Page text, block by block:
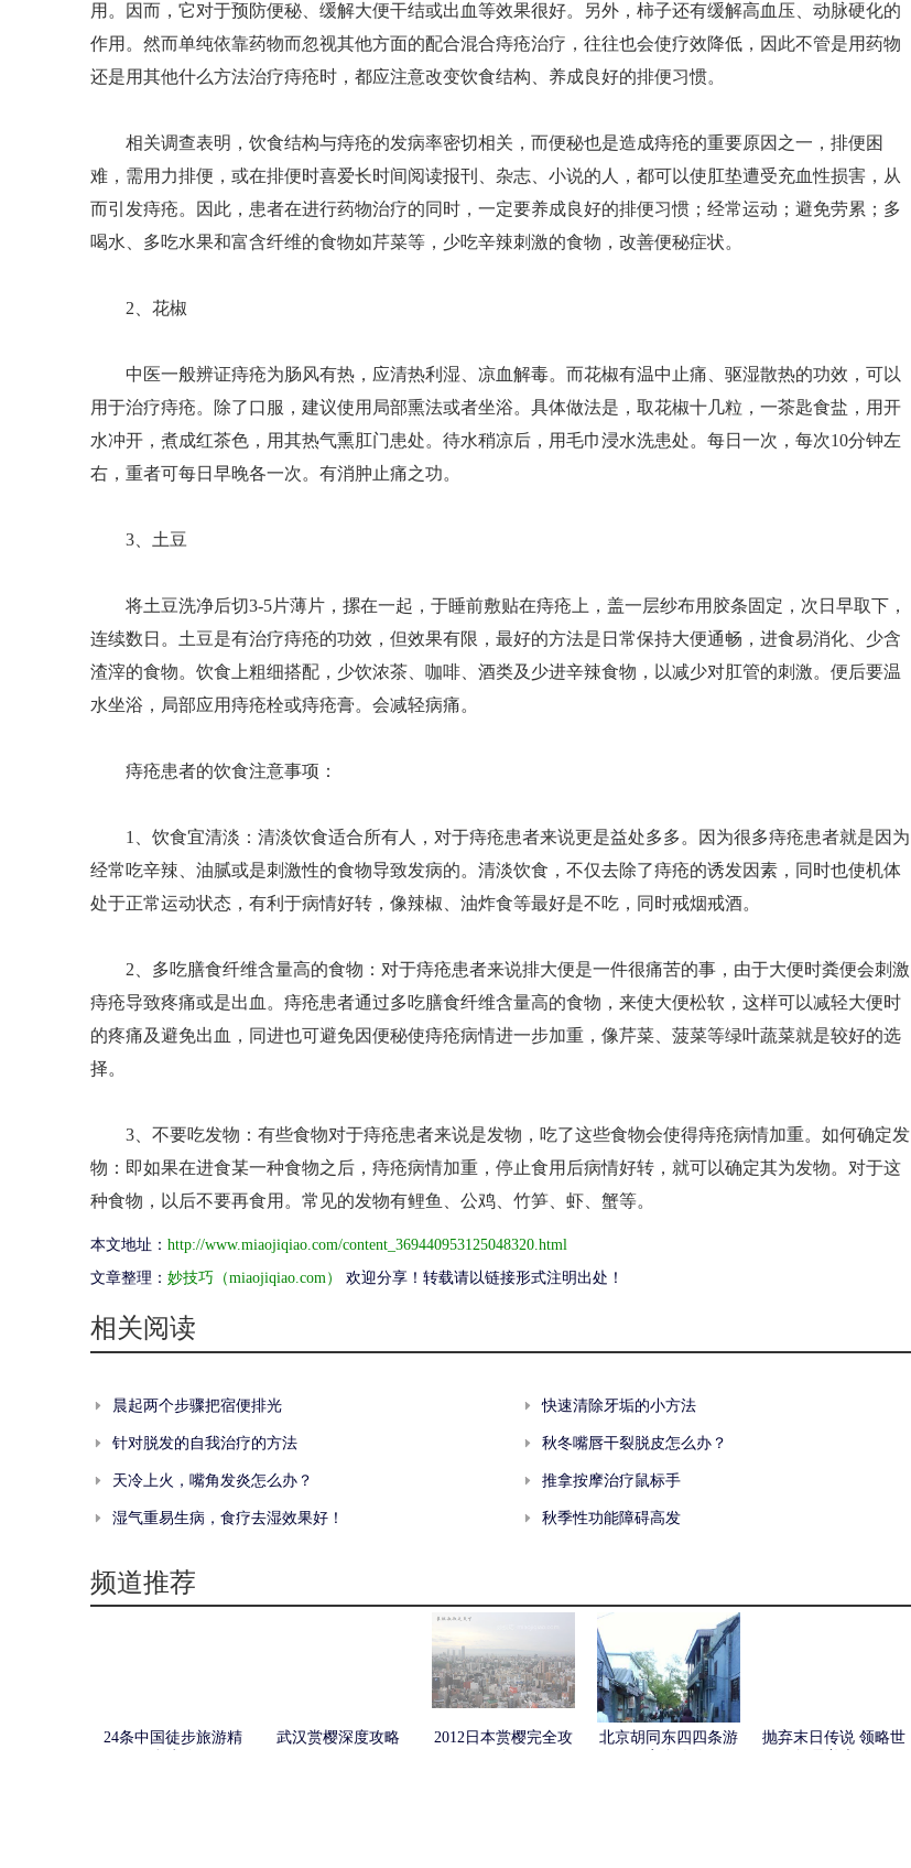
用。因而，它对于预防便秘、缓解大便干结或出血等效果很好。另外，柿子还有缓解高血压、动脉硬化的
作用。然而单纯依靠药物而忽视其他方面的配合混合痔疮治疗，往往也会使疗效降低，因此不管是用药物
还是用其他什么方法治疗痔疮时，都应注意改变饮食结构、养成良好的排便习惯。
相关调查表明，饮食结构与痔疮的发病率密切相关，而便秘也是造成痔疮的重要原因之一，排便困
难，需用力排便，或在排便时喜爱长时间阅读报刊、杂志、小说的人，都可以使肛垫遭受充血性损害，从
而引发痔疮。因此，患者在进行药物治疗的同时，一定要养成良好的排便习惯；经常运动；避免劳累；多
喝水、多吃水果和富含纤维的食物如芹菜等，少吃辛辣刺激的食物，改善便秘症状。
2、花椒
中医一般辨证痔疮为肠风有热，应清热利湿、凉血解毒。而花椒有温中止痛、驱湿散热的功效，可以
用于治疗痔疮。除了口服，建议使用局部熏法或者坐浴。具体做法是，取花椒十几粒，一茶匙食盐，用开
水冲开，煮成红茶色，用其热气熏肛门患处。待水稍凉后，用毛巾浸水洗患处。每日一次，每次10分钟左
右，重者可每日早晚各一次。有消肿止痛之功。
3、土豆
将土豆洗净后切3-5片薄片，摞在一起，于睡前敷贴在痔疮上，盖一层纱布用胶条固定，次日早取下，
连续数日。土豆是有治疗痔疮的功效，但效果有限，最好的方法是日常保持大便通畅，进食易消化、少含
渣滓的食物。饮食上粗细搭配，少饮浓茶、咖啡、酒类及少进辛辣食物，以减少对肛管的刺激。便后要温
水坐浴，局部应用痔疮栓或痔疮膏。会减轻病痛。
痔疮患者的饮食注意事项：
1、饮食宜清淡：清淡饮食适合所有人，对于痔疮患者来说更是益处多多。因为很多痔疮患者就是因为
经常吃辛辣、油腻或是刺激性的食物导致发病的。清淡饮食，不仅去除了痔疮的诱发因素，同时也使机体
处于正常运动状态，有利于病情好转，像辣椒、油炸食等最好是不吃，同时戒烟戒酒。
2、多吃膳食纤维含量高的食物：对于痔疮患者来说排大便是一件很痛苦的事，由于大便时粪便会刺激
痔疮导致疼痛或是出血。痔疮患者通过多吃膳食纤维含量高的食物，来使大便松软，这样可以减轻大便时
的疼痛及避免出血，同进也可避免因便秘使痔疮病情进一步加重，像芹菜、菠菜等绿叶蔬菜就是较好的选
择。
3、不要吃发物：有些食物对于痔疮患者来说是发物，吃了这些食物会使得痔疮病情加重。如何确定发
物：即如果在进食某一种食物之后，痔疮病情加重，停止食用后病情好转，就可以确定其为发物。对于这
种食物，以后不要再食用。常见的发物有鲤鱼、公鸡、竹笋、虾、蟹等。
本文地址： http://www.miaojiqiao.com/content_369440953125048320.html
文章整理： 妙技巧（miaojiqiao.com） 欢迎分享！转载请以链接形式注明出处！
相关阅读
晨起两个步骤把宿便排光 快速清除牙垢的小方法
针对脱发的自我治疗的方法 秋冬嘴唇干裂脱皮怎么办？
天冷上火，嘴角发炎怎么办？ 推拿按摩治疗鼠标手
湿气重易生病，食疗去湿效果好！ 秋季性功能障碍高发
频道推荐
24条中国徒步旅游精
武汉赏樱深度攻略
2012日本赏樱完全攻
北京胡同东四四条游
抛弃末日传说 领略世